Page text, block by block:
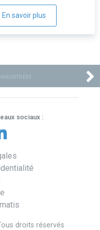
En savoir plus
sociaux :
droits réservés